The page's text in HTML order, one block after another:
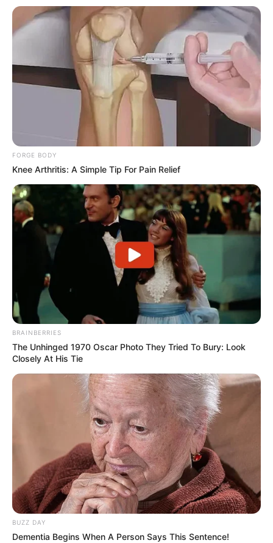
Πρακτικός Οδηγός Συσκευασίας για
Καταστήματα Εστίασης και E-shops
Ακολουθήστε το evianews.com στοGoogle
News
ΤΑ ΠΙΟ ΔΗΜΟΦΙΛΗ
FORGE BODY
Knee Arthritis: A Simple Tip For Pain Relief
BRAINBERRIES
The Unhinged 1970 Oscar Photo They Tried To Bury: Look
Closely At His Tie
BUZZ DAY
Dementia Begins When A Person Says This Sentence!